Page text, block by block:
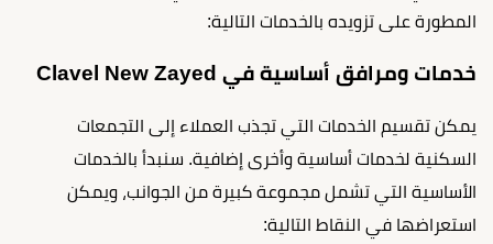
المطورة على تزويده بالخدمات التالية:
خدمات ومرافق أساسية في Clavel New Zayed
يمكن تقسيم الخدمات التي تجذب العملاء إلى التجمعات
السكنية لخدمات أساسية وأخرى إضافية. سنبدأ بالخدمات
الأساسية التي تشمل مجموعة كبيرة من الجوانب، ويمكن
استعراضها في النقاط التالية: